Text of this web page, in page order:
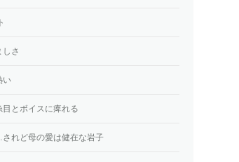
さ
い
とボイスに痺れる
れど母の愛は健在な岩子